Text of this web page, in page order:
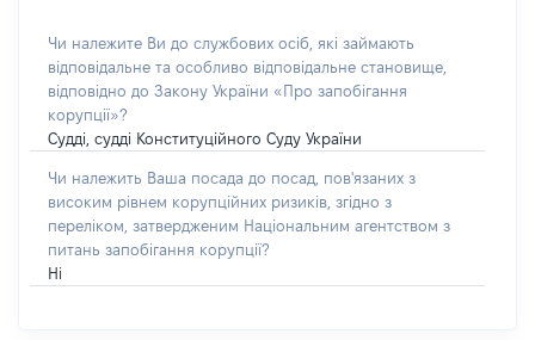
Чи належите Ви до службових осіб, які займають
відповідальне та особливо відповідальне становище,
відповідно до Закону України «Про запобігання
корупції»?
Судді, судді Конституційного Суду України
Чи належить Ваша посада до посад, пов'язаних з
високим рівнем корупційних ризиків, згідно з
переліком, затвердженим Національним агентством з
питань запобігання корупції?
Ні